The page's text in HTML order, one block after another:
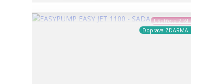
Ušetřete 2 %!
Doprava ZDARMA